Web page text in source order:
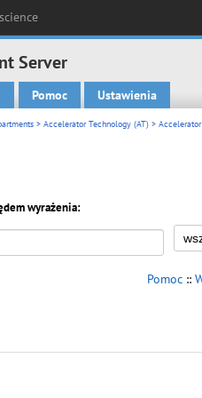
Server
Pomoc Ustawienia
> Accelerator Technology (AT) >
wyrażenia:
Pomoc ::